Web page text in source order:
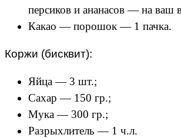
персиков и ананасов — на ваш
Какао — порошок — 1 пачка.
Коржи (бисквит):
Яйца — 3 шт.;
Сахар — 150 гр.;
Мука — 300 гр.;
Разрыхлитель — 1 ч.л.